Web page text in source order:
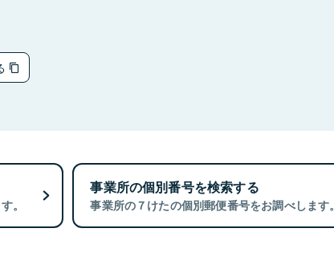
。
事業所の個別番号を検索する
事業所の７けたの個別郵便番号をお調べします。